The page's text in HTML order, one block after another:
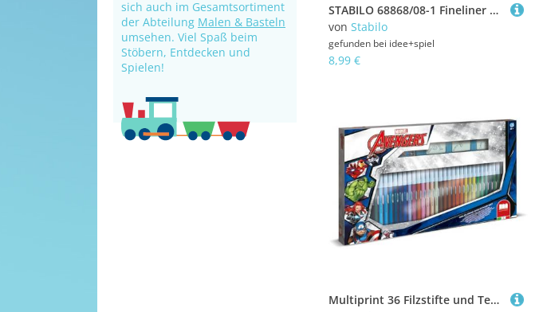
sich auch im Gesamtsortiment
der Abteilung Malen & Basteln
umsehen. Viel Spaß beim
Stöbern, Entdecken und
Spielen!
STABILO 68868/08-1 Fineliner & Filzstifte - STABILO point 88 Mini & Pen 68 Mini - 8er Pack - Neonfarben
von Stabilo
gefunden bei idee+spiel
8,99 €
Multiprint 36 Filzstifte und Textmarker, mehrfarbig (8009233578739)